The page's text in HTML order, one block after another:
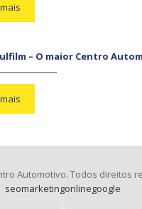
– O maior Centro
Automotivo. Todos direitos
seomarketingonlinegoogle